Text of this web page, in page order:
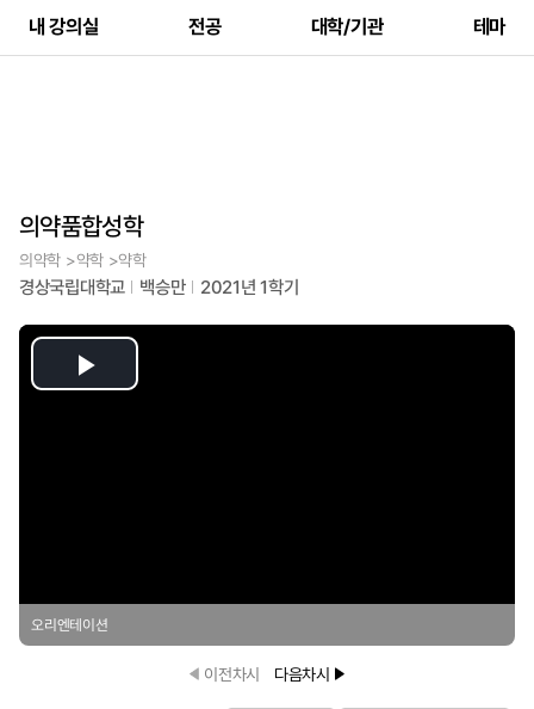
내 강의실 전공 대학/기관 테마
의약품합성학
의약학 >약학 >약학
경상국립대학교 백승만 2021년 1학기
Play
오리엔테이션
이전차시 다음차시